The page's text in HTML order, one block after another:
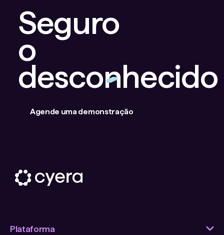
Seguro
o
desconhecido
Agende uma demonstração
Plataforma